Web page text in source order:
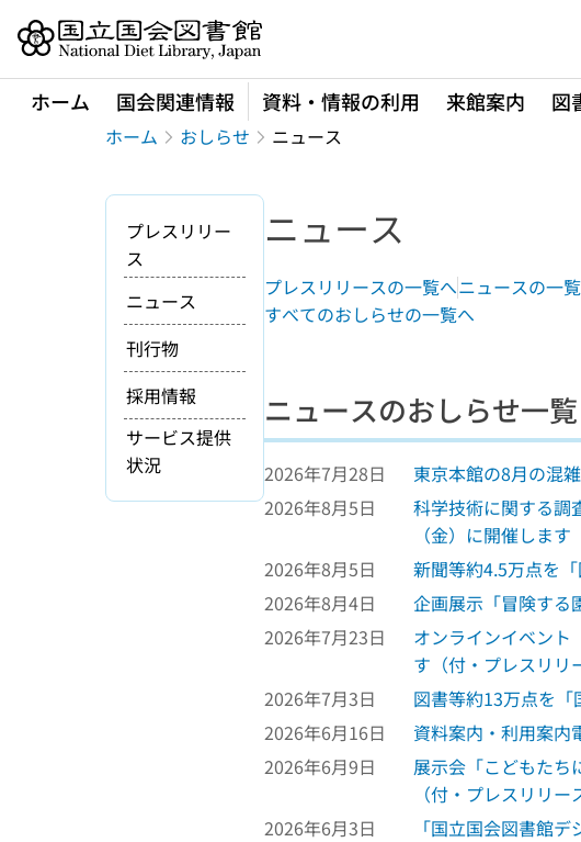
本文へ移動
ホーム 国会関連情報 資料・情報の利用 来館案内 図
ホーム おしらせ ニュース
ニュース
プレスリリースの一覧へニュースの一
すべてのおしらせの一覧へ
ニュースのおしらせ一覧
2026年7月28日
東京本館の8月の混
2026年8月5日
科学技術に関する
（金）に開催します
2026年8月5日
新聞等約4.5万点を
2026年8月4日
企画展示「冒険する
2026年7月23日
オンラインイベン
す（付・プレスリリ
2026年7月3日
図書等約13万点を
2026年6月16日
資料案内・利用案内
2026年6月9日
展示会「こどもたち
（付・プレスリリー
2026年6月3日
「国立国会図書館
プレスリリー
ス
ニュース
刊行物
採用情報
サービス提供
状況